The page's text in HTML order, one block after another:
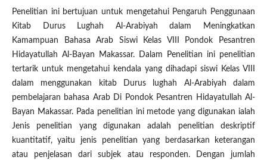
Penelitian ini bertujuan untuk mengetahui Pengaruh Penggunaan
Kitab Durus Lughah Al-Arabiyah dalam Meningkatkan
Kamampuan Bahasa Arab Siswi Kelas VIII Pondok Pesantren
Hidayatullah Al-Bayan Makassar. Dalam Penelitian ini penelitian
tertarik untuk mengetahui kendala yang dihadapi siswi Kelas VIII
dalam menggunakan kitab Durus lughah Al-Arabiyah dalam
pembelajaran bahasa Arab Di Pondok Pesantren Hidayatullah Al-
Bayan Makassar. Pada penelitian ini metode yang digunakan ialah
Jenis penelitian yang digunakan adalah penelitian deskriptif
kuantitatif, yaitu jenis penelitian yang berdasarkan keterangan
atau penjelasan dari subjek atau responden. Dengan jumlah